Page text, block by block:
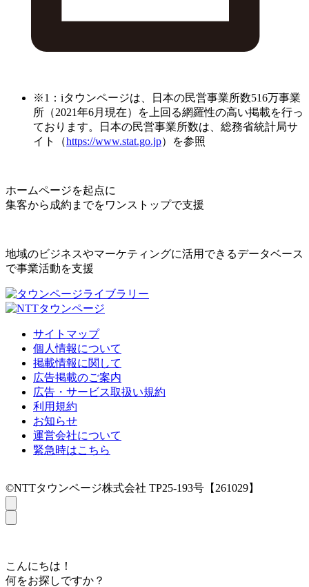
※1：iタウンページは、日本の民営事業所数516万事業
所（2021年6月現在）を上回る網羅性の高い掲載を行っ
ております。日本の民営事業所数は、総務省統計局サ
イト（https://www.stat.go.jp）を参照
ホームページを起点に
集客から成約までをワンストップで支援
地域のビジネスやマーケティングに活用できるデータベース
で事業活動を支援
サイトマップ
個人情報について
掲載情報に関して
広告掲載のご案内
広告・サービス取扱い規約
利用規約
お知らせ
運営会社について
緊急時はこちら
©NTTタウンページ株式会社 TP25-193号【261029】
こんにちは！
何をお探しですか？